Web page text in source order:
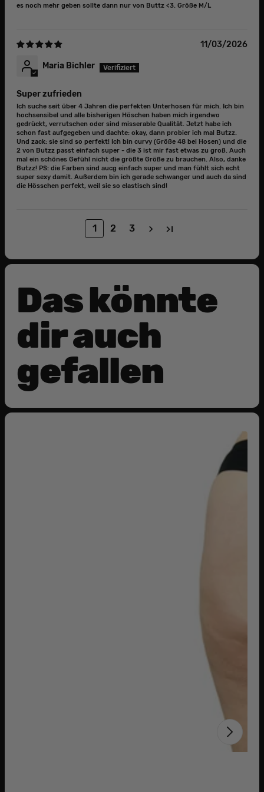
es noch mehr geben sollte dann nur von Buttz <3. Größe M/L
11/03/2026
Maria Bichler
Super zufrieden
Ich suche seit über 4 Jahren die perfekten Unterhosen für mich. Ich bin
hochsensibel und alle bisherigen Höschen haben mich irgendwo
gedrückt, verrutschen oder sind misserable Qualität. Jetzt habe ich
schon fast aufgegeben und dachte: okay, dann probier ich mal Butzz.
Und zack: sie sind so perfekt! Ich bin curvy (Größe 48 bei Hosen) und die
2 von Butzz passt einfach super - die 3 ist mir fast etwas zu groß. Auch
mal ein schönes Gefühl nicht die größte Größe zu brauchen. Also, danke
Butzz! PS: die Farben sind aucg einfach super und man fühlt sich echt
super sexy damit. Außerdem bin ich gerade schwanger und auch da sind
die Hösschen perfekt, weil sie so elastisch sind!
1 2 3
Das könnte
dir auch
gefallen